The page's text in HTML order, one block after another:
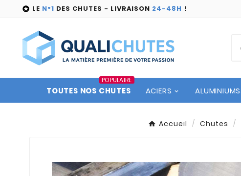
 LE N°1 DES CHUTES - LIVRAISON 24-48H !
TOUTES NOS CHUTES
POPULAIRE
ACIERS ALUMINIUMS
Accueil Chutes